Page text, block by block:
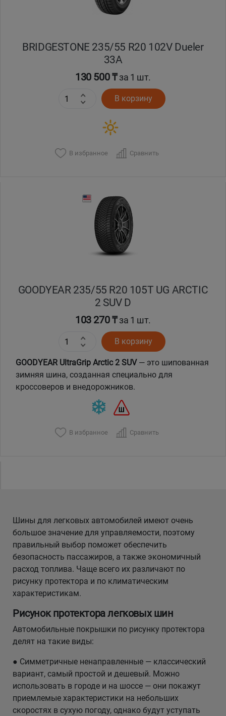
BRIDGESTONE 235/55 R20 102V Dueler
33A
130 500 ₸за 1 шт.
В корзину
В избранное Сравнить
GOODYEAR 235/55 R20 105T UG ARCTIC
2 SUV D
103 270 ₸за 1 шт.
В корзину
GOODYEAR UltraGrip Arctic 2 SUV— это шипованная
зимняя шина, созданная специально для
кроссоверов и внедорожников.
В избранное Сравнить
Шины для легковых автомобилей имеют очень
большое значение для управляемости, поэтому
правильный выбор поможет обеспечить
безопасность пассажиров, а также экономичный
расход топлива. Чаще всего их различают по
рисунку протектора и по климатическим
характеристикам.
Рисунок протектора легковых шин
Автомобильные покрышки по рисунку протектора
делят на такие виды:
● Симметричные ненаправленные — классический
вариант, самый простой и дешевый. Можно
использовать в городе и на шоссе — они покажут
приемлемые характеристики на небольших
скоростях в сухую погоду, однако будут уступать